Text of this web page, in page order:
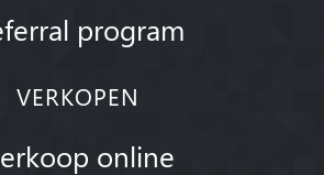
program
VERKOPEN
online